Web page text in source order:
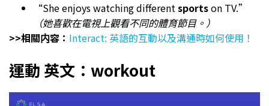
“She enjoys watching differentsportson TV.”
（她喜歡在電視上觀看不同的體育節目。）
>>相關内容： Interact: 英語的互動以及溝通時如何使用！
運動 英文：workout